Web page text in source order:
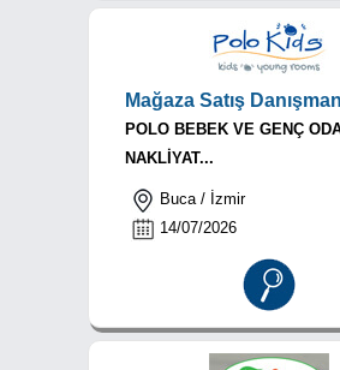
Mağaza Satış
POLO BEBEK VE GENÇ
NAKLİYAT...
Buca / İzmir
14/07/2026